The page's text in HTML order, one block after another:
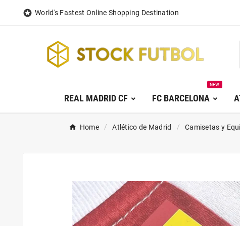
 World's Fastest Online Shopping Destination
REAL MADRID CF FC BARCELONA
NEW
Home Atlético de Madrid Camisetas y